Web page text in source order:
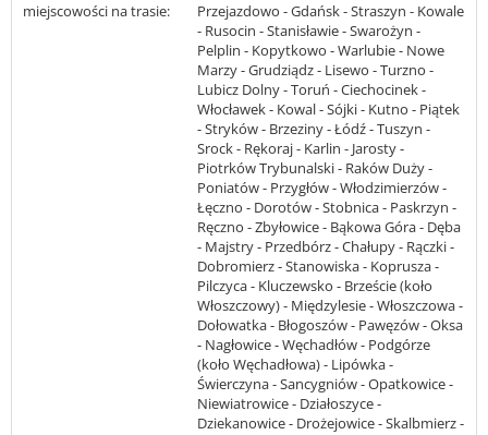
miejscowości na trasie:
Przejazdowo - Gdańsk - Straszyn - Kowale
- Rusocin - Stanisławie - Swarożyn -
Pelplin - Kopytkowo - Warlubie - Nowe
Marzy - Grudziądz - Lisewo - Turzno -
Lubicz Dolny - Toruń - Ciechocinek -
Włocławek - Kowal - Sójki - Kutno - Piątek
- Stryków - Brzeziny - Łódź - Tuszyn -
Srock - Rękoraj - Karlin - Jarosty -
Piotrków Trybunalski - Raków Duży -
Poniatów - Przygłów - Włodzimierzów -
Łęczno - Dorotów - Stobnica - Paskrzyn -
Ręczno - Zbyłowice - Bąkowa Góra - Dęba
- Majstry - Przedbórz - Chałupy - Rączki -
Dobromierz - Stanowiska - Koprusza -
Pilczyca - Kluczewsko - Brzeście (koło
Włoszczowy) - Międzylesie - Włoszczowa -
Dołowatka - Błogoszów - Pawęzów - Oksa
- Nagłowice - Węchadłów - Podgórze
(koło Węchadłowa) - Lipówka -
Świerczyna - Sancygniów - Opatkowice -
Niewiatrowice - Działoszyce -
Dziekanowice - Drożejowice - Skalbmierz -